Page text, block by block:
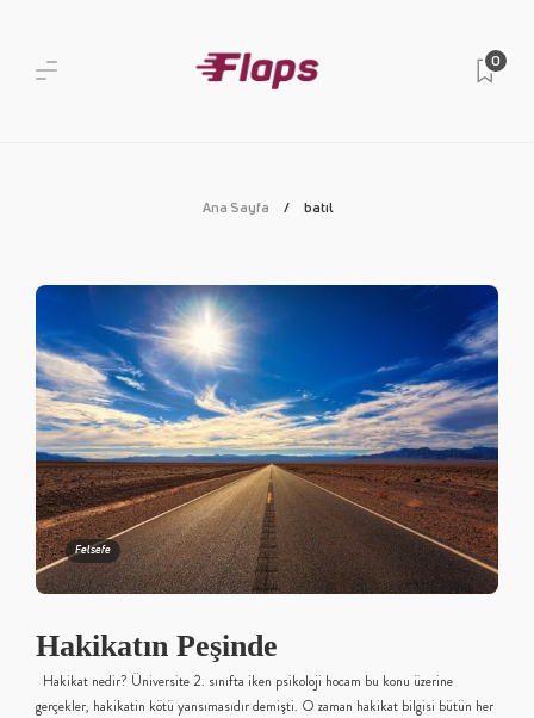
0
Ana Sayfa batıl
Felsefe
Hakikatın Peşinde
Hakikat nedir? Üniversite 2. sınıfta iken psikoloji hocam bu konu üzerine
gerçekler, hakikatin kötü yansımasıdır demişti. O zaman hakikat bilgisi bütün her